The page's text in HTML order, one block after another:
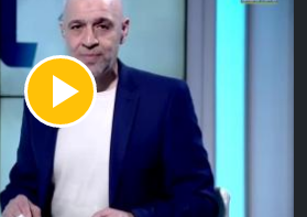
Play
Video